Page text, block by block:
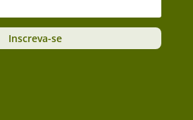
Inscreva-se